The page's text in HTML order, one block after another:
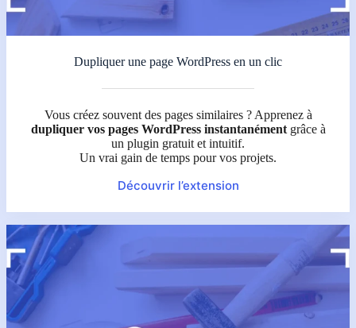
Dupliquer une page WordPress en un clic
Vous créez souvent des pages similaires ? Apprenez à
dupliquer vos pages WordPress instantanémentgrâce à
un plugin gratuit et intuitif.
Un vrai gain de temps pour vos projets.
Découvrir l’extension